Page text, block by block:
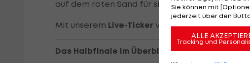
auf dem roten Sand für sich und löst das
Mit unserem Live-Ticker verpasst du keinen
Das Halbfinale im Überblick:
Sie können mit
jederzeit über den
ALLE
Tracking und